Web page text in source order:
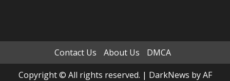
Contact Us About Us
DMCA
Copyright © All rights reserved. | DarkNews by AF